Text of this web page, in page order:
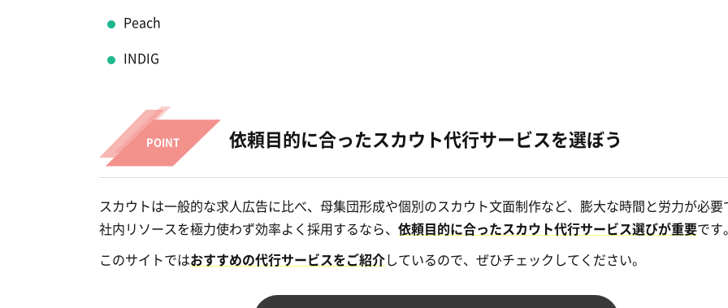
Peach
INDIG
依頼目的に合ったスカウト代行サービスを選ぼう
スカウトは一般的な求人広告に比べ、母集団形成や個別のスカウト文面制作など、膨大な時間と労力が必要
社内リソースを極力使わず効率よく採用するなら、 依頼目的に合ったスカウト代行サービス選びが重要です。
このサイトではおすすめの代行サービスをご紹介しているので、ぜひチェックしてください。